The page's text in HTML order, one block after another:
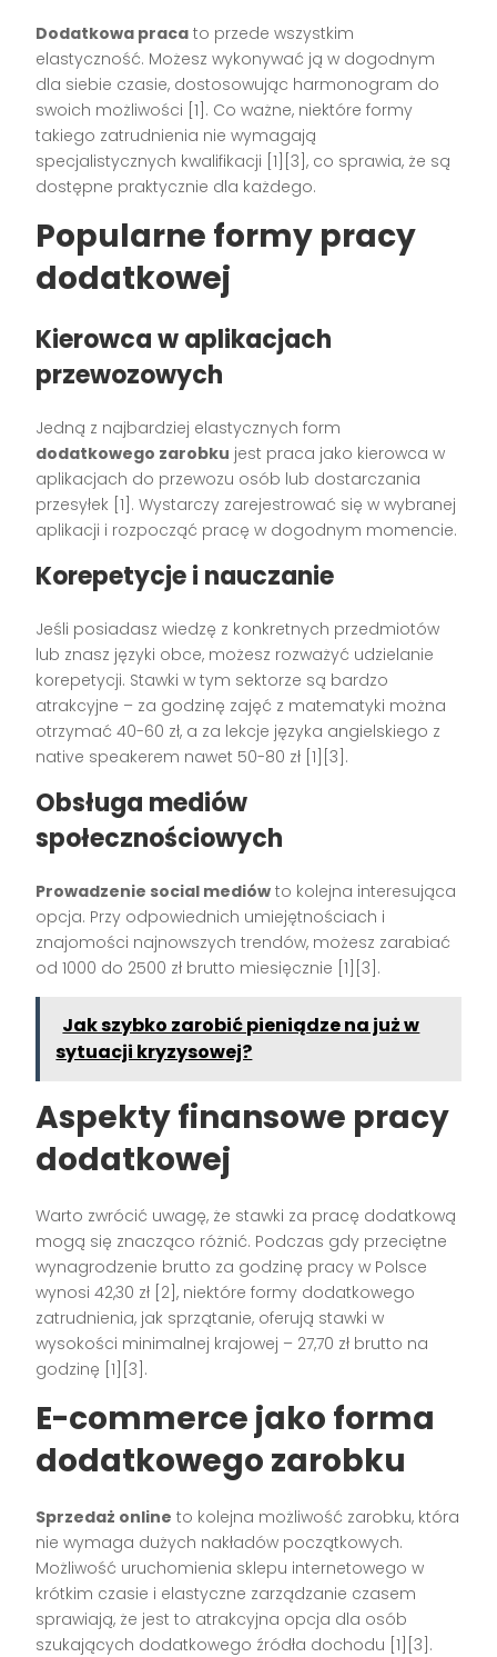
Dodatkowa praca to przede wszystkim
elastyczność. Możesz wykonywać ją w dogodnym
dla siebie czasie, dostosowując harmonogram do
swoich możliwości [1]. Co ważne, niektóre formy
takiego zatrudnienia nie wymagają
specjalistycznych kwalifikacji [1][3], co sprawia, że są
dostępne praktycznie dla każdego.
Popularne formy pracy
dodatkowej
Kierowca w aplikacjach
przewozowych
Jedną z najbardziej elastycznych form
dodatkowego zarobku jest praca jako kierowca w
aplikacjach do przewozu osób lub dostarczania
przesyłek [1]. Wystarczy zarejestrować się w wybranej
aplikacji i rozpocząć pracę w dogodnym momencie.
Korepetycje i nauczanie
Jeśli posiadasz wiedzę z konkretnych przedmiotów
lub znasz języki obce, możesz rozważyć udzielanie
korepetycji. Stawki w tym sektorze są bardzo
atrakcyjne – za godzinę zajęć z matematyki można
otrzymać 40-60 zł, a za lekcje języka angielskiego z
native speakerem nawet 50-80 zł [1][3].
Obsługa mediów
społecznościowych
Prowadzenie social mediów to kolejna interesująca
opcja. Przy odpowiednich umiejętnościach i
znajomości najnowszych trendów, możesz zarabiać
od 1000 do 2500 zł brutto miesięcznie [1][3].
Jak szybko zarobić pieniądze na już w
sytuacji kryzysowej?
Aspekty finansowe pracy
dodatkowej
Warto zwrócić uwagę, że stawki za pracę dodatkową
mogą się znacząco różnić. Podczas gdy przeciętne
wynagrodzenie brutto za godzinę pracy w Polsce
wynosi 42,30 zł [2], niektóre formy dodatkowego
zatrudnienia, jak sprzątanie, oferują stawki w
wysokości minimalnej krajowej – 27,70 zł brutto na
godzinę [1][3].
E-commerce jako forma
dodatkowego zarobku
Sprzedaż online to kolejna możliwość zarobku, która
nie wymaga dużych nakładów początkowych.
Możliwość uruchomienia sklepu internetowego w
krótkim czasie i elastyczne zarządzanie czasem
sprawiają, że jest to atrakcyjna opcja dla osób
szukających dodatkowego źródła dochodu [1][3].